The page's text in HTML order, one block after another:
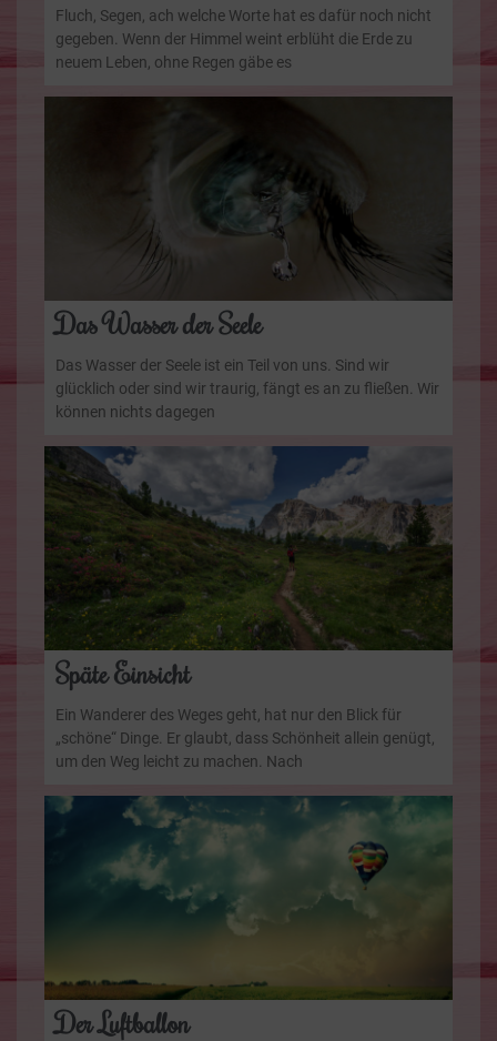
Fluch, Segen, ach welche Worte hat es dafür noch nicht
gegeben. Wenn der Himmel weint erblüht die Erde zu
neuem Leben, ohne Regen gäbe es
Das Wasser der Seele
Das Wasser der Seele ist ein Teil von uns. Sind wir
glücklich oder sind wir traurig, fängt es an zu fließen. Wir
können nichts dagegen
Späte Einsicht
Ein Wanderer des Weges geht, hat nur den Blick für
„schöne“ Dinge. Er glaubt, dass Schönheit allein genügt,
um den Weg leicht zu machen. Nach
Der Luftballon